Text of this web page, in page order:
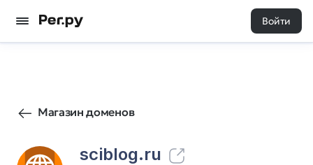
Войти
Магазин доменов
sciblog.ru
4783 0